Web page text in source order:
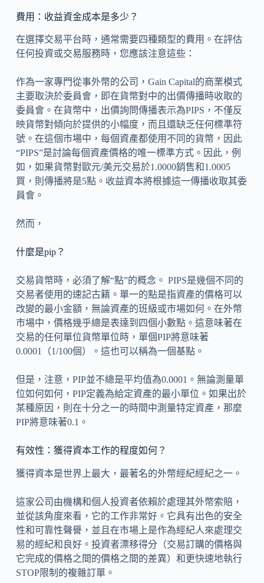
費用：收益資金成本是多少？
在選擇交易平台時，通常需要四種類型的費用。在評估
任何投資或交易服務時，您應該注意這些：
作為一家專門從事外幣的公司，Gain Capital的商業模式
主要取決於委員會，即在貨幣對中的出價傳播時收取的
委員會。在貨幣中，出價詢問傳播表示為PIPS，不僅反
映貨幣對傾向於提供的小幅度，而且還缺乏任何標準符
號。在這個市場中，每個資產都使用不同的貨幣，因此
“PIPS”是討論每個資產價格的唯一標準方式。因此，例
如，如果貨幣對歐元/美元交易於1.0000銷售和1.0005
買，則傳播將是5點。收益資本將根據這一傳播收取其委
員會。
然而，
什麼是pip？
交易貨幣時，必須了解“點”的概念。 PIPS是幾個不同的
交易者使用的速記古籍。單一的點是指資產的價格可以
改變的最小金額，無論資產的班級或市場如何。在外幣
市場中，價格幾乎總是表達到四個小數點。這意味著在
交易的任何單位貨幣單位時，單個PIP將意味著
0.0001（1/100個）。這也可以稱為一個基點。
但是，注意，PIP並不總是平均值為0.0001。無論測量單
位如何如何，PIP定義為給定資產的最小單位。如果出於
某種原因，則在十分之一的時間中測量特定資產，那麼
PIP將意味著0.1。
有效性：獲得資本工作的程度如何？
獲得資本是世界上最大，最著名的外幣經紀經紀之一。
這家公司由機構和個人投資者依賴於處理其外幣索賠，
並從該角度來看，它的工作非常好。它具有出色的安全
性和可靠性聲譽，並且在市場上是作為經紀人來處理交
易的經紀和良好。投資者漂移得分（交易訂購的價格與
它完成的價格之間的價格之間的差異）和更快速地執行
STOP限制的複雜訂單。